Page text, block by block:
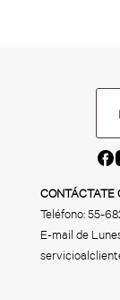
CONTÁCTATE
Teléfono:55-
E-mail de